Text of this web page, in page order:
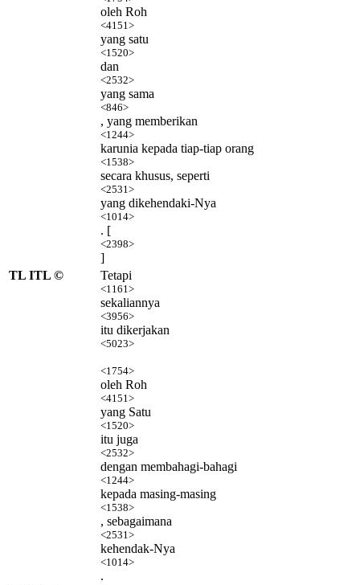
oleh Roh
<4151>
yang satu
<1520>
dan
<2532>
yang sama
<846>
, yang memberikan
<1244>
karunia kepada tiap-tiap orang
<1538>
secara khusus, seperti
<2531>
yang dikehendaki-Nya
<1014>
. [
<2398>
]
TL ITL ©
Tetapi
<1161>
sekaliannya
<3956>
itu dikerjakan
<5023>
<1754>
oleh Roh
<4151>
yang Satu
<1520>
itu juga
<2532>
dengan membahagi-bahagi
<1244>
kepada masing-masing
<1538>
, sebagaimana
<2531>
kehendak-Nya
<1014>
.